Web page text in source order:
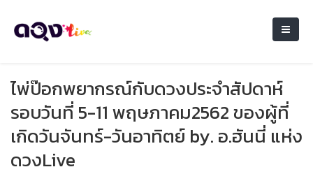
ไพ่ป๊อกพยากรณ์กับดวงประจำสัปดาห์
รอบวันที่ 5-11 พฤษภาคม2562 ของผู้ที่
เกิดวันจันทร์-วันอาทิตย์ by. อ.ฮันนี่ แห่ง
ดวงLive